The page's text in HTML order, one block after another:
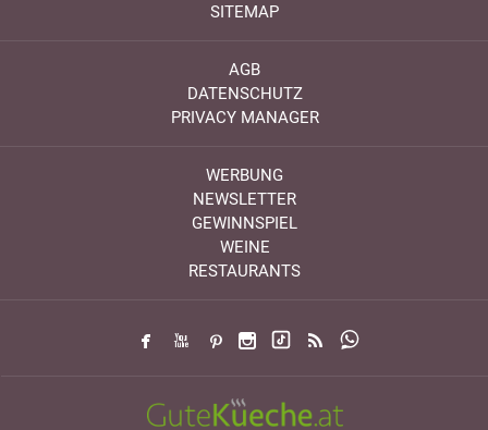
SITEMAP
AGB
DATENSCHUTZ
PRIVACY MANAGER
WERBUNG
NEWSLETTER
GEWINNSPIEL
WEINE
RESTAURANTS